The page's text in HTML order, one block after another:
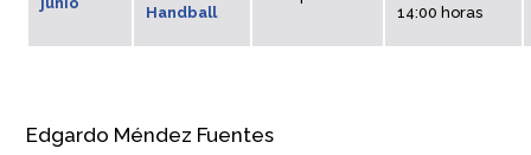
Handball
14:00 horas
Edgardo Méndez Fuentes